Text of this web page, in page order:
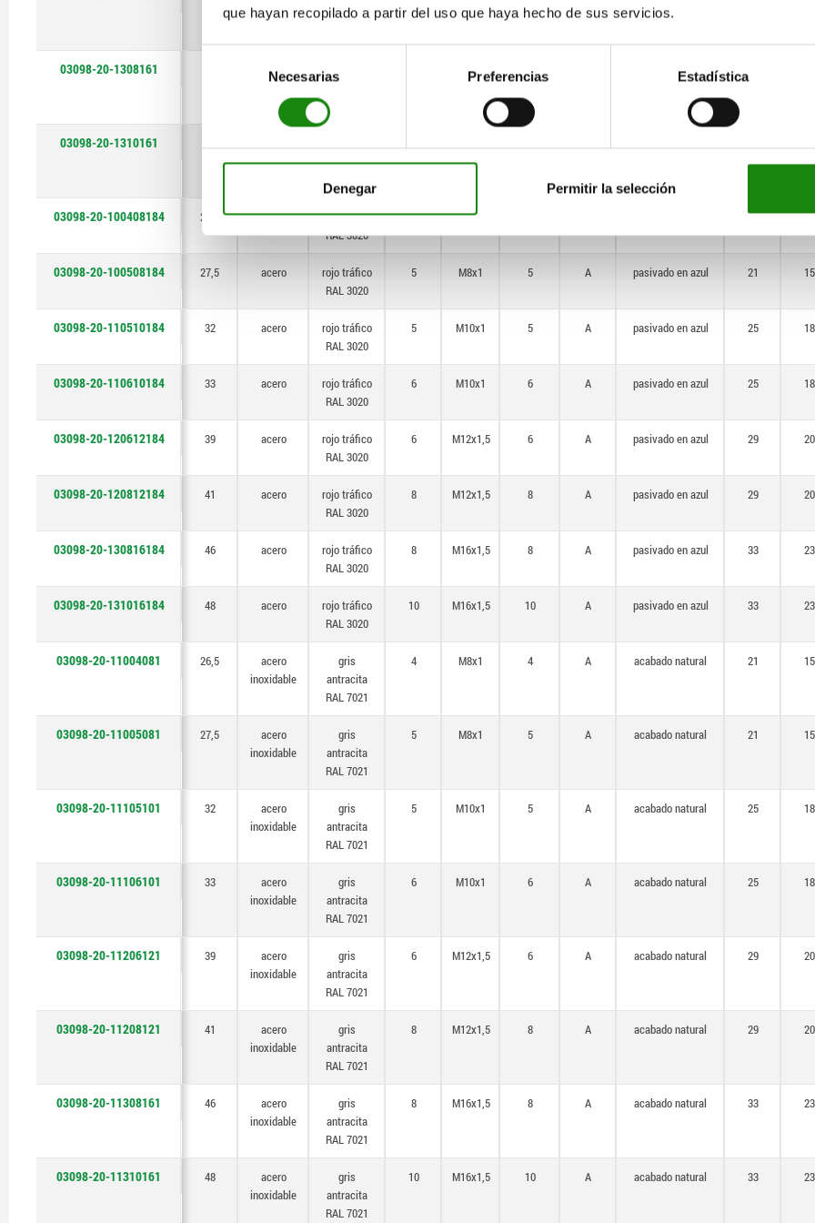
que hayan recopilado a partir del uso que haya hecho de sus servicios.
consentimiento
Necesarias Preferencias Estadística
Denegar Permitir la selección
antracita
03098-20-1308161 acero
RAL 7021
M16x1,5 8 pasivado en azul
03098-20-1310161
antracita
RAL 7021
03098-20-100408184 26,5 acero
rojo tráfico
RAL 3020
4 M8x1 21 15
03098-20-100508184 27,5 acero
rojo tráfico
RAL 3020
5 M8x1 5 A pasivado en azul 21 15
03098-20-110510184 32 acero
rojo tráfico
RAL 3020
5 M10x1 5 A pasivado en azul 25 18
03098-20-110610184 33 acero
rojo tráfico
RAL 3020
6 M10x1 6 A pasivado en azul 25 18
03098-20-120612184 39 acero
rojo tráfico
RAL 3020
6 M12x1,5 6 A pasivado en azul 29 20
03098-20-120812184 41 acero
rojo tráfico
RAL 3020
8 M12x1,5 8 A pasivado en azul 29 20
03098-20-130816184 46 acero
rojo tráfico
RAL 3020
8 M16x1,5 8 A pasivado en azul 33 23
03098-20-131016184 48 acero
rojo tráfico
RAL 3020
10 M16x1,5 10 A pasivado en azul 33 23
03098-20-11004081 26,5
acero
inoxidable
gris
antracita
RAL 7021
4 M8x1 4 A acabado natural 21 15
03098-20-11005081 27,5
acero
inoxidable
gris
antracita
RAL 7021
5 M8x1 5 A acabado natural 21 15
03098-20-11105101 32
acero
inoxidable
gris
antracita
RAL 7021
5 M10x1 5 A acabado natural 25 18
03098-20-11106101 33
acero
inoxidable
gris
antracita
RAL 7021
6 M10x1 6 A acabado natural 25 18
03098-20-11206121 39
acero
inoxidable
gris
antracita
RAL 7021
6 M12x1,5 6 A acabado natural 29 20
03098-20-11208121 41
acero
inoxidable
gris
antracita
RAL 7021
8 M12x1,5 8 A acabado natural 29 20
03098-20-11308161 46
acero
inoxidable
gris
antracita
RAL 7021
8 M16x1,5 8 A acabado natural 33 23
03098-20-11310161 48
acero
inoxidable
gris
antracita
RAL 7021
10 M16x1,5 10 A acabado natural 33 23